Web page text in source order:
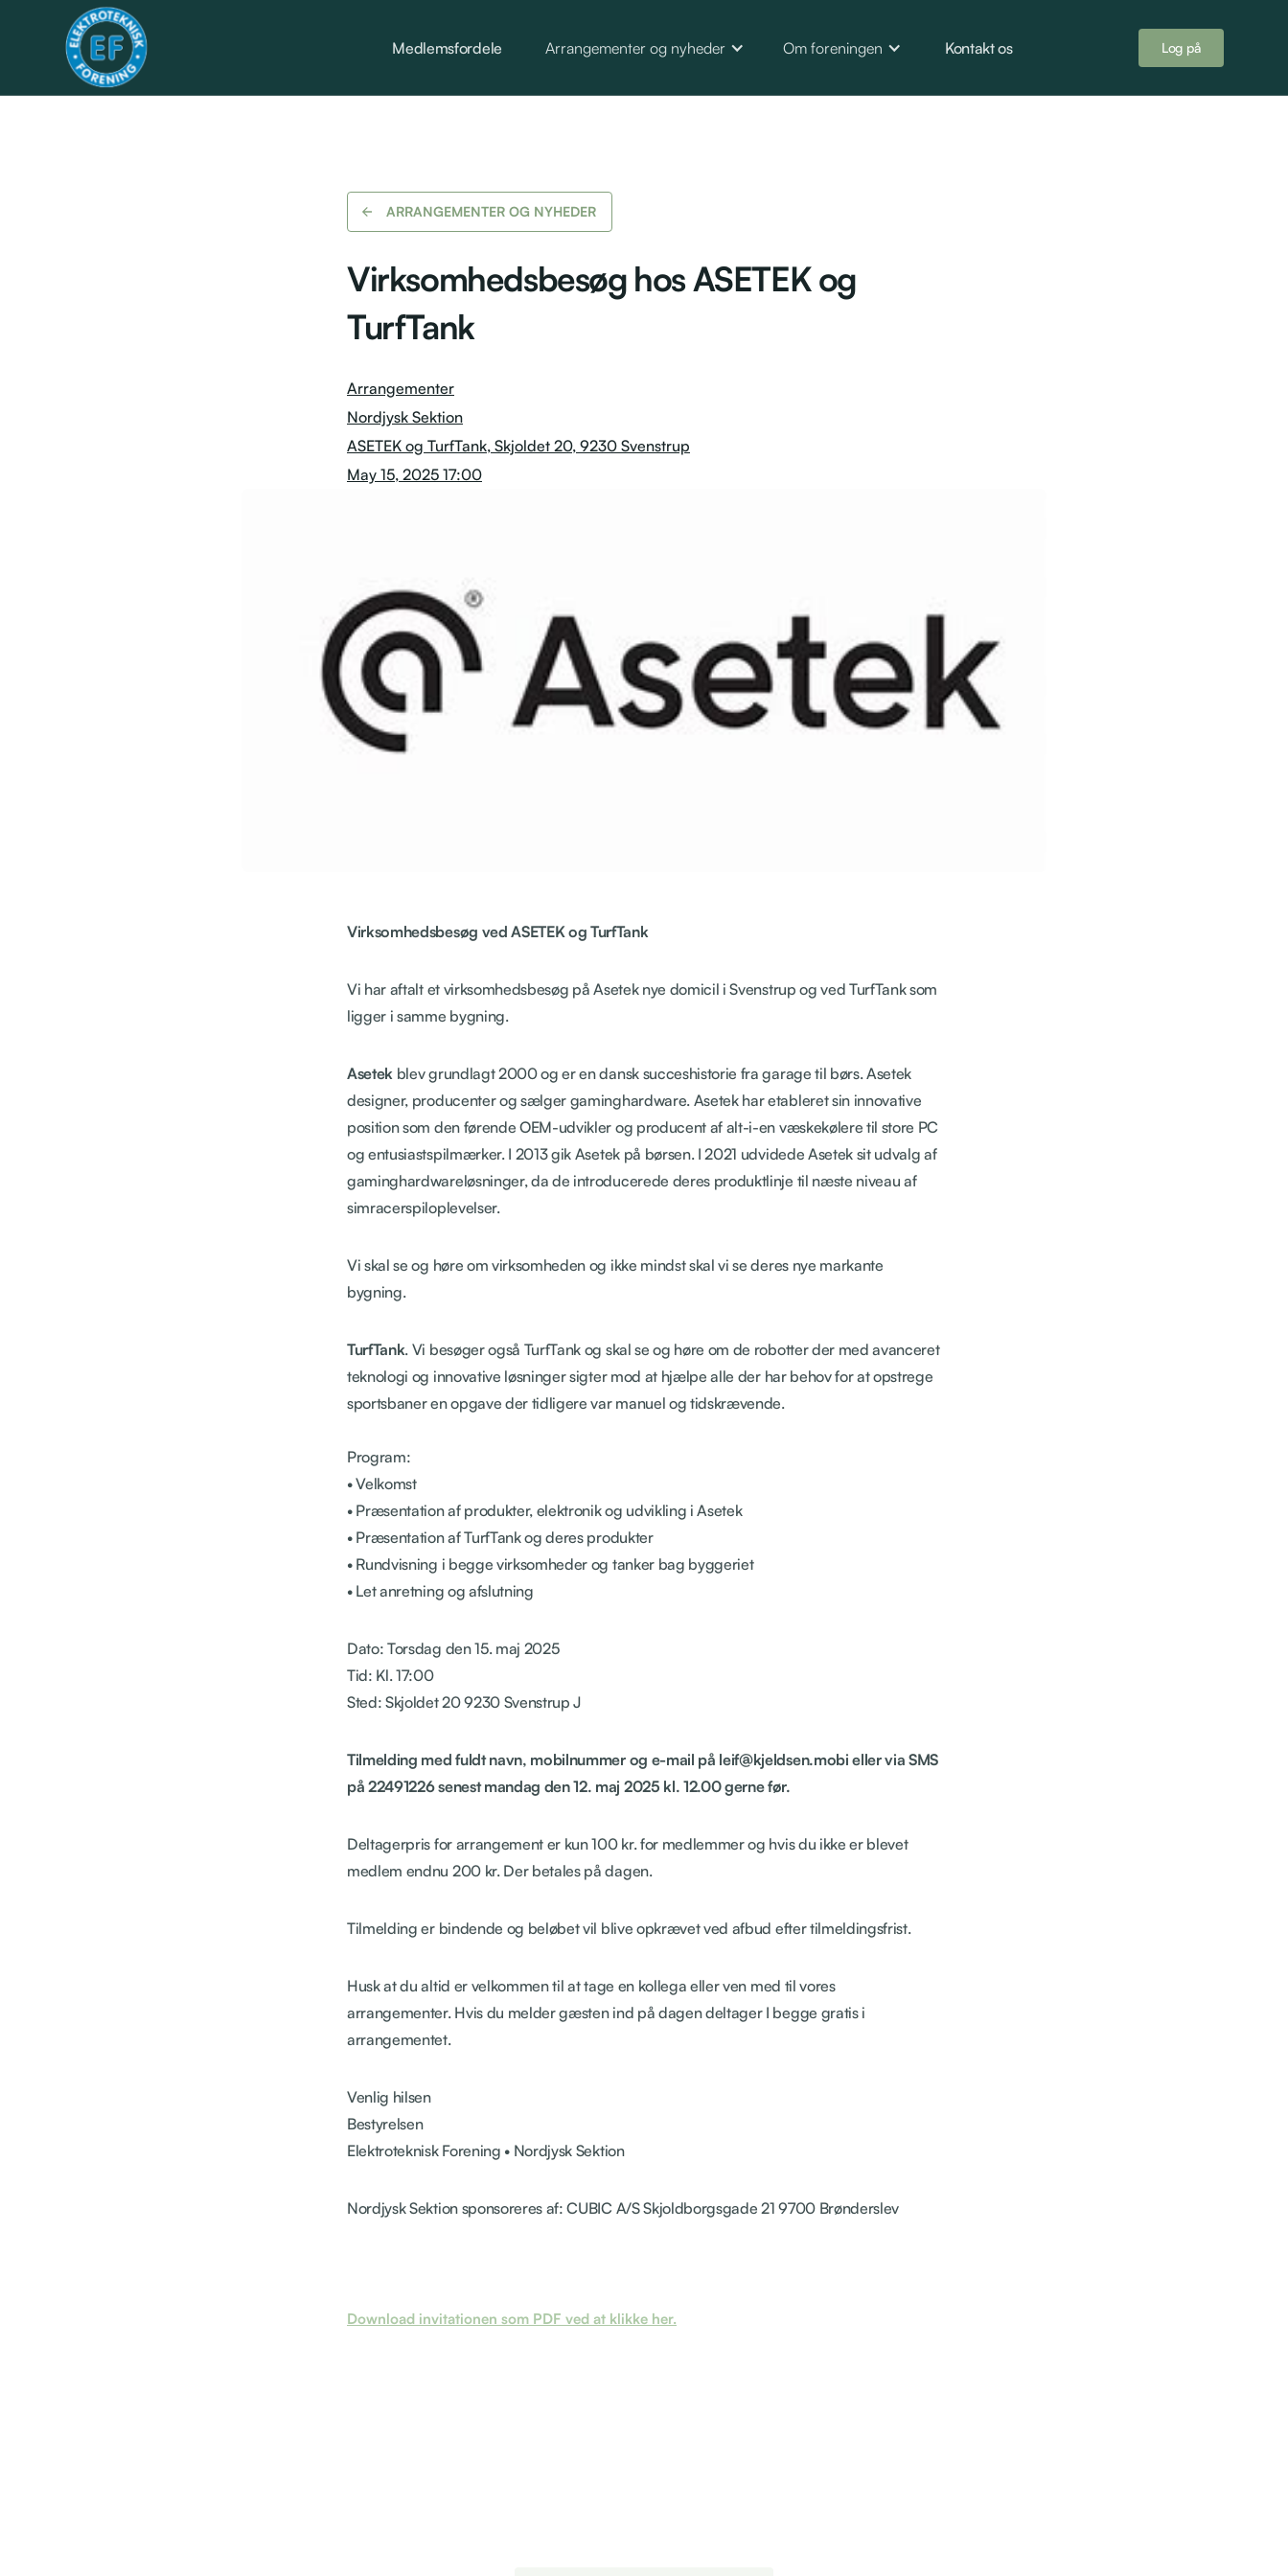
Medlemsfordele Arrangementer og nyheder Om foreningen Kontakt os Log på
ARRANGEMENTER OG NYHEDER
Virksomhedsbesøg hos ASETEK og
TurfTank
Arrangementer
Nordjysk Sektion
ASETEK og TurfTank, Skjoldet 20, 9230 Svenstrup
May 15, 2025 17:00
Virksomhedsbesøg ved ASETEK og TurfTank
Vi har aftalt et virksomhedsbesøg på Asetek nye domicil i Svenstrup og ved TurfTank som
ligger i samme bygning.
Asetek blev grundlagt 2000 og er en dansk succeshistorie fra garage til børs. Asetek
designer, producenter og sælger gaminghardware. Asetek har etableret sin innovative
position som den førende OEM-udvikler og producent af alt-i-en væskekølere til store PC
og entusiastspilmærker. I 2013 gik Asetek på børsen. I 2021 udvidede Asetek sit udvalg af
gaminghardwareløsninger, da de introducerede deres produktlinje til næste niveau af
simracerspiloplevelser.
Vi skal se og høre om virksomheden og ikke mindst skal vi se deres nye markante
bygning.
TurfTank. Vi besøger også TurfTank og skal se og høre om de robotter der med avanceret
teknologi og innovative løsninger sigter mod at hjælpe alle der har behov for at opstrege
sportsbaner en opgave der tidligere var manuel og tidskrævende.
Program:
• Velkomst
• Præsentation af produkter, elektronik og udvikling i Asetek
• Præsentation af TurfTank og deres produkter
• Rundvisning i begge virksomheder og tanker bag byggeriet
• Let anretning og afslutning
Dato: Torsdag den 15. maj 2025
Tid: Kl. 17:00
Sted: Skjoldet 20 9230 Svenstrup J
Tilmelding med fuldt navn, mobilnummer og e-mail på leif@kjeldsen.mobi eller via SMS
på 22491226 senest mandag den 12. maj 2025 kl. 12.00 gerne før.
Deltagerpris for arrangement er kun 100 kr. for medlemmer og hvis du ikke er blevet
medlem endnu 200 kr. Der betales på dagen.
Tilmelding er bindende og beløbet vil blive opkrævet ved afbud efter tilmeldingsfrist.
Husk at du altid er velkommen til at tage en kollega eller ven med til vores
arrangementer. Hvis du melder gæsten ind på dagen deltager I begge gratis i
arrangementet.
Venlig hilsen
Bestyrelsen
Elektroteknisk Forening • Nordjysk Sektion
Nordjysk Sektion sponsoreres af: CUBIC A/S Skjoldborgsgade 21 9700 Brønderslev
Download invitationen som PDF ved at klikke her.